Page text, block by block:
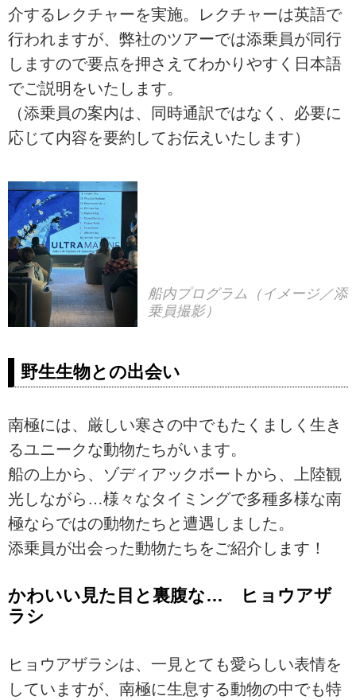
介するレクチャーを実施。レクチャーは英語で
行われますが、弊社のツアーでは添乗員が同行
しますので要点を押さえてわかりやすく日本語
でご説明をいたします。
（添乗員の案内は、同時通訳ではなく、必要に
応じて内容を要約してお伝えいたします）
船内プログラム（イメージ／添
乗員撮影）
野生生物との出会い
南極には、厳しい寒さの中でもたくましく生き
るユニークな動物たちがいます。
船の上から、ゾディアックボートから、上陸観
光しながら…様々なタイミングで多種多様な南
極ならではの動物たちと遭遇しました。
添乗員が出会った動物たちをご紹介します！
かわいい見た目と裏腹な… ヒョウアザ
ラシ
ヒョウアザラシは、一見とても愛らしい表情を
していますが、南極に生息する動物の中でも特